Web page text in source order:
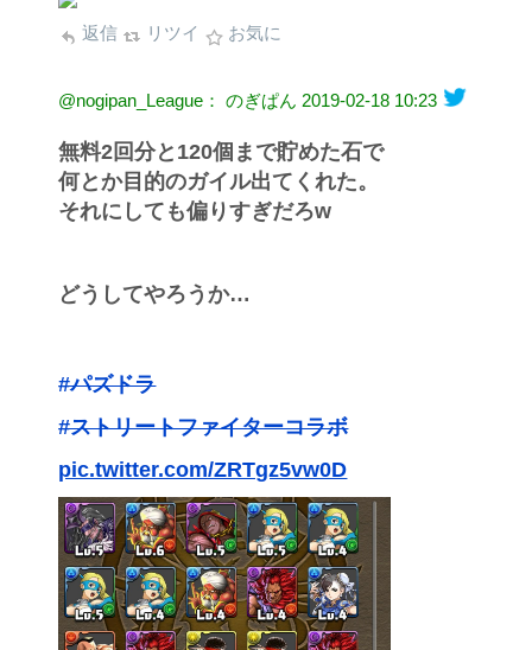
返信 リツイ お気に
@nogipan_League： のぎぱん 2019-02-18 10:23
無料2回分と120個まで貯めた石で
何とか目的のガイル出てくれた。
それにしても偏りすぎだろw
どうしてやろうか…
#パズドラ
#ストリートファイターコラボ
pic.twitter.com/ZRTgz5vw0D